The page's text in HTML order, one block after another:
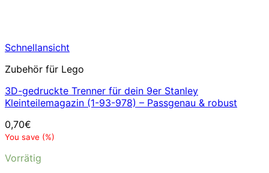
Schnellansicht
Zubehör für Lego
3D-gedruckte Trenner für dein 9er Stanley
Kleinteilemagazin (1-93-978) – Passgenau & robust
0,70€
You save (%)
Vorrätig